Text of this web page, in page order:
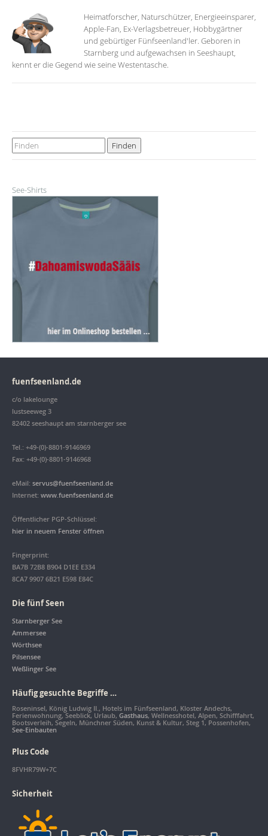
Heimatforscher, Naturschützer, Energieeinsparer,
Apple-Fan, Ex-Verlagsbetreuer, Hobbygärtner
und gebürtiger Fünfseenland'ler. Geboren in
Starnberg und aufgewachsen in Seeshaupt,
kennt er die Gegend wie seine Westentasche.
See-Shirts
fuenfseenland.de
c/o lakelounge
lustseeweg 3
82402 seeshaupt am starnberger see
Tel.: +49-(0)-8801-9146969
Fax: +49-(0)-8801-9146968
eMail: servus@fuenfseenland.de
Internet: www.fuenfseenland.de
Öffentlicher PGP-Schlüssel:
hier in neuem Fenster öffnen
Fingerprint:
BA7B 72B8 B904 D1EE E334
8CA7 9907 6B21 E598 E84C
Die fünf Seen
Starnberger See
Ammersee
Wörthsee
Pilsensee
Weßlinger See
Häufig gesuchte Begriffe …
Roseninsel, König Ludwig II., Hotels im Fünfseenland, Kloster Andechs,
Ferienwohnung, Seeblick, Urlaub, Gasthaus, Wellnesshotel, Alpen, Schifffahrt,
Bootsverleih, Segeln, Münchner Süden, Kunst & Kultur, Steg 1, Possenhofen,
See-Einbauten
Plus Code
8FVHR79W+7C
Sicherheit